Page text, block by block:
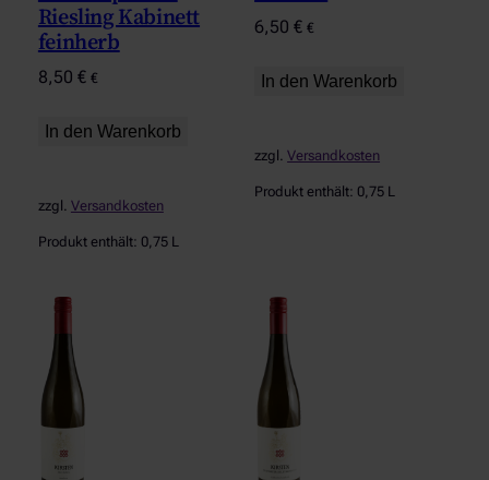
Riesling Kabinett
feinherb
8,50 € €
In den Warenkorb
zzgl. Versandkosten
Produkt enthält: 0,75 L
6,50€ €
In den Warenkorb
zzgl.Versandkosten
Produkt enthält: 0,75 L